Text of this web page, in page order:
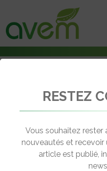
Symphonics et Borne
← Revenir aux actualités
RESTEZ
Vous souhaitez rester
nouveautés et
article est publié,